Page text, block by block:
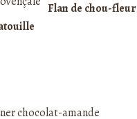
Flan de chou-fleur
chocolat-amande